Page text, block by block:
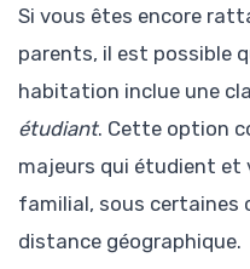
Si vous êtes encore
parents, il est possible
habitation inclue une
étudiant. Cette option
majeurs qui étudient et
familial, sous certaines
distance géographique.